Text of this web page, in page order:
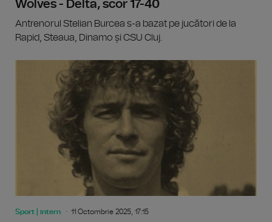
Wolves - Delta, scor 17-40
Antrenorul Stelian Burcea s-a bazat pe jucători de la
Rapid, Steaua, Dinamo și CSU Cluj.
Sport | intern 11 Octombrie 2025, 17:15